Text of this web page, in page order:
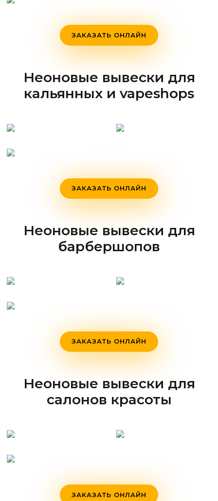
ЗАКАЗАТЬ ОНЛАЙН
Неоновые вывески для
кальянных и vapeshops
ЗАКАЗАТЬ ОНЛАЙН
Неоновые вывески для
барбершопов
ЗАКАЗАТЬ ОНЛАЙН
Неоновые вывески для
салонов красоты
ЗАКАЗАТЬ ОНЛАЙН